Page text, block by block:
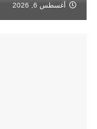
أغسطس 6, 2026